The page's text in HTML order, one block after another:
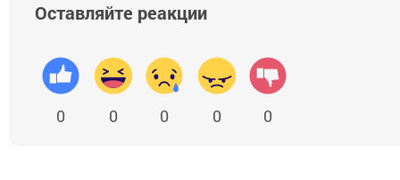
Оставляйте реакции
0 0 0 0 0